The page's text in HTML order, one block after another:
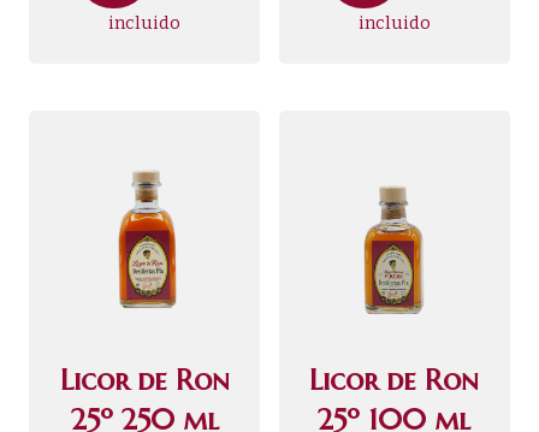
incluido incluido
Licor de Ron
25º 250 ml
Licor de Ron
25º 100 ml